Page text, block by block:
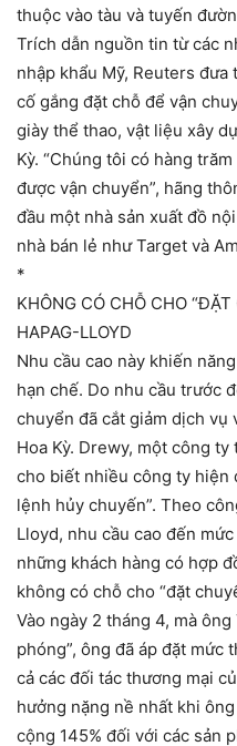
thuộc vào tàu và tuyến
Trích dẫn nguồn tin từ các
nhập khẩu Mỹ, Reuters
cố gắng đặt chỗ để vận
giày thể thao, vật liệu xây
Kỳ. “Chúng tôi có hàng
được vận chuyển”, hãng
đầu một nhà sản xuất đồ
nhà bán lẻ như Target và
*
KHÔNG CÓ CHỖ CHO
HAPAG-LLOYD
Nhu cầu cao này khiến
hạn chế. Do nhu cầu trước
chuyển đã cắt giảm dịch vụ
Hoa Kỳ. Drewy, một công
cho biết nhiều công ty hiện
lệnh hủy chuyến”. Theo
Lloyd, nhu cầu cao đến
những khách hàng có hợp
không có chỗ cho “đặt
Vào ngày 2 tháng 4, mà
phóng”, ông đã áp đặt mức
cả các đối tác thương mại
hưởng nặng nề nhất khi
cộng 145% đối với các sản